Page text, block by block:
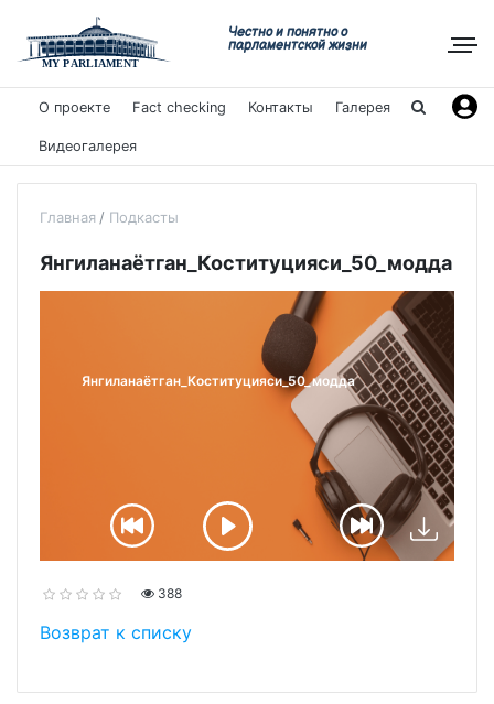
Честно и понятно о
парламентской жизни
О проекте Fact checking Контакты Галерея
Видеогалерея
Главная Подкасты
Янгиланаётган_Коституцияси_50_модда
Янгиланаётган_Коституцияси_50_модда
388
Возврат к списку